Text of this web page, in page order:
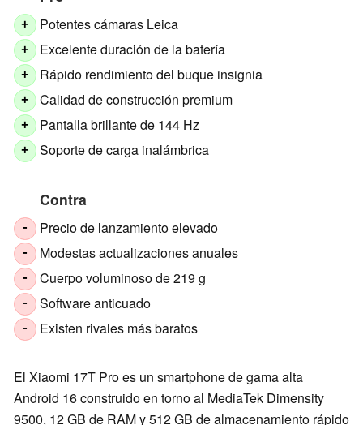
+ Potentes cámaras Leica
+ Excelente duración de la batería
+ Rápido rendimiento del buque insignia
+ Calidad de construcción premium
+ Pantalla brillante de 144 Hz
+ Soporte de carga inalámbrica
Contra
- Precio de lanzamiento elevado
- Modestas actualizaciones anuales
- Cuerpo voluminoso de 219 g
- Software anticuado
- Existen rivales más baratos
El Xiaomi 17T Pro es un smartphone de gama alta
Android 16 construido en torno al MediaTek Dimensity
9500, 12 GB de RAM y 512 GB de almacenamiento rápido